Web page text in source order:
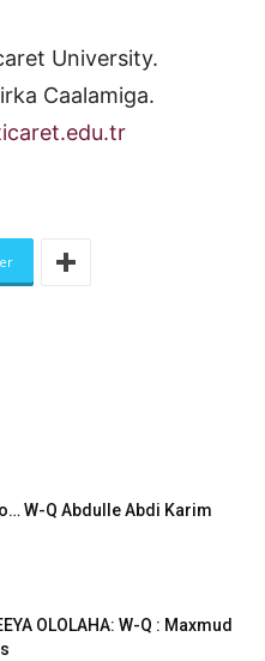
University.
Caalamiga.
W-Q Abdulle Abdi Karim
OLOLAHA: W-Q : Maxmud